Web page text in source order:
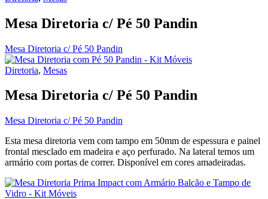
Mesa Diretoria c/ Pé 50 Pandin
Mesa Diretoria c/ Pé 50 Pandin
Diretoria, Mesas
Mesa Diretoria c/ Pé 50 Pandin
Mesa Diretoria c/ Pé 50 Pandin
Esta mesa diretoria vem com tampo em 50mm de espessura e painel
frontal mesclado em madeira e aço perfurado. Na lateral temos um
armário com portas de correr. Disponível em cores amadeiradas.